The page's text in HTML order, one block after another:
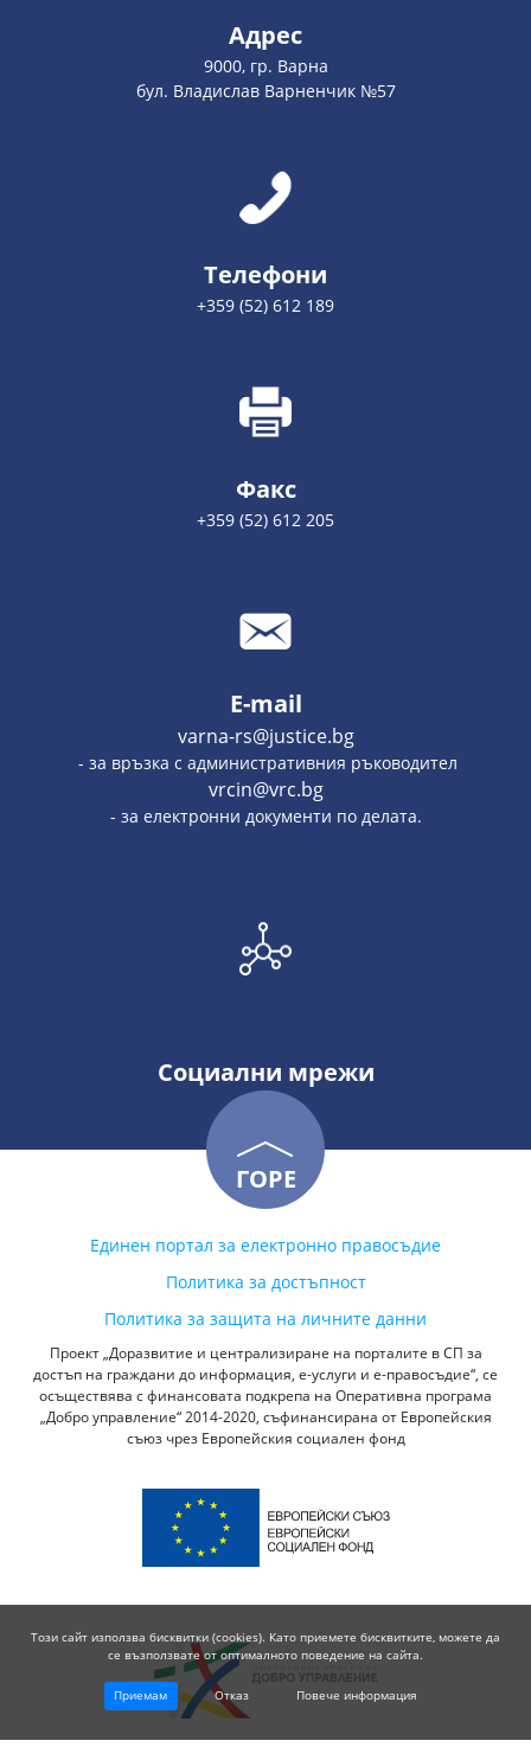
Адрес
9000, гр. Варна
бул. Владислав Варненчик №57
Телефони
+359 (52) 612 189
Факс
+359 (52) 612 205
E-mail
varna-rs@justice.bg
- за връзка с административния ръководител
vrcin@vrc.bg
- за електронни документи по делата.
Социални мрежи
ГОРЕ
Единен портал за електронно правосъдие
Политика за достъпност
Политика за защита на личните данни
Проект „Доразвитие и централизиране на порталите в СП за
достъп на граждани до информация, е-услуги и е-правосъдие“, се
осъществява с финансовата подкрепа на Оперативна програма
„Добро управление“ 2014-2020, съфинансирана от Европейския
съюз чрез Европейския социален фонд
Този сайт използва бисквитки (cookies). Като приемете бисквитките, можете да
се възползвате от оптималното поведение на сайта.
Приемам Отказ Повече информация